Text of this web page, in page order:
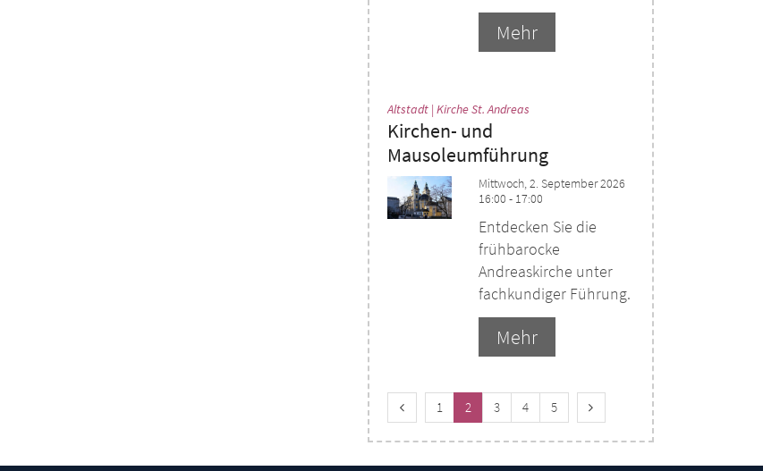
Mehr
Altstadt | Kirche St. Andreas
Kirchen- und
Mausoleumführung
Mittwoch, 2. September 2026
16:00 - 17:00
Entdecken Sie die
frühbarocke
Andreaskirche unter
fachkundiger Führung.
Mehr
Vorherige Seite
1 2 3 4 5 Nächste Seite